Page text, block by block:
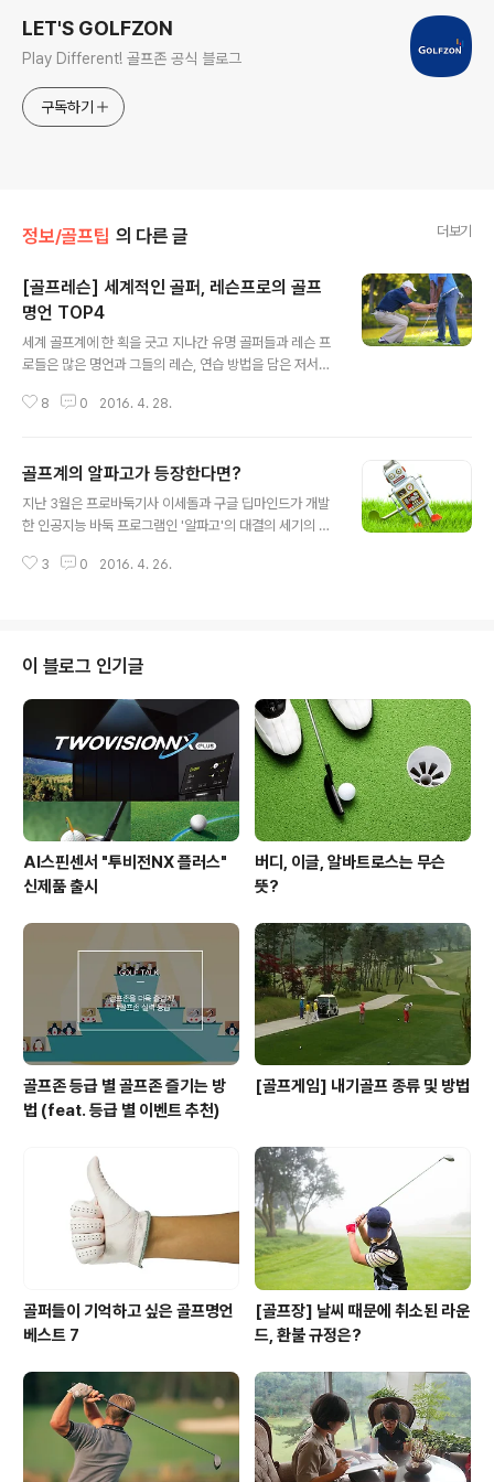
LET'S GOLFZON
Play Different! 골프존 공식 블로그
구독하기
정보/골프팁 의 다른 글 더보기
[골프레슨] 세계적인 골퍼, 레슨프로의 골프
명언 TOP4
세계 골프계에 한 획을 긋고 지나간 유명 골퍼들과 레슨 프
로들은 많은 명언과 그들의 레슨, 연습 방법을 담은 저서를
들에게 많은 영감을 주었는데요. 골프존 페이스북, 블로그
골프 연습에 한창 매진하고 있는 분들이 계시다면 오늘의
골프레슨 명언들을 유념해두시면 좋을 것 같습니다. :) 세기
의 골퍼들의 골프레슨 명언 TOP 4 1. 잭 니클라우스 - 그
클라우스는 모르는 골퍼가 거의 없을 정도로 전설적인 이
8 0 2016. 4. 28.
골프계의 알파고가 등장한다면?
지난 3월은 프로바둑기사 이세돌과 구글 딥마인드가 개발
한 인공지능 바둑 프로그램인 '알파고'의 대결의 세기의 화
쥐며 인공지능 기술의 가능성과 인간과 기술의 영역의 아
알파고 바둑 프로그램 이후 많은 분야에서의 인공지능 활
용에 대한 견해들도 쏟아져 나오고 있는데요. 오늘은 골프
계의 알파고가 탄생한다면 어떤 모습일지 예상해보도록 하
겠습니다. (본 포스팅에는 다소 개인적인 의견에 포함되어
있습니다.) 골프계의 알파고가 탄생한다면? 1. 골프계의 알
파고, 가능할까? 여러분도 예상하셨나요? 골..
3 0 2016. 4. 26.
이 블로그 인기글
AI스핀센서 "투비전NX 플러스"
신제품 출시
버디, 이글, 알바트로스는 무슨
뜻?
골프존 등급 별 골프존 즐기는 방
법 (feat. 등급 별 이벤트 추천)
[골프게임] 내기골프 종류 및 방법
골퍼들이 기억하고 싶은 골프명언
베스트 7
[골프장] 날씨 때문에 취소된 라운
드, 환불 규정은?